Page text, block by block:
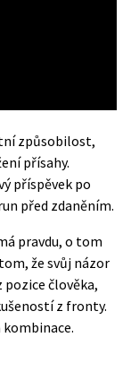
způsobilost,
přísahy.
příspěvek po
před zdaněním.
pravdu, o tom
že svůj názor
člověka,
z fronty.
kombinace.